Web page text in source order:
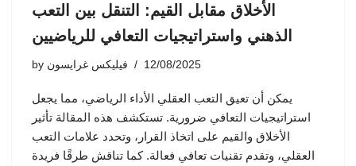
الأخلاق مقابل القيم: التنقل بين التعب
الذهني واستراتيجيات التعافي للرياضيين
by فيليكس غرايسون 12/08/2025
يمكن أن تعيق التعب العقلي الأداء الرياضي، مما يجعل
استراتيجيات التعافي ضرورية. تستكشف هذه المقالة تأثير
الأخلاق والقيم على اتخاذ القرار، وتحدد علامات التعب
العقلي، وتقدم تقنيات تعافي فعالة. كما تناقش طرقًا فريدة